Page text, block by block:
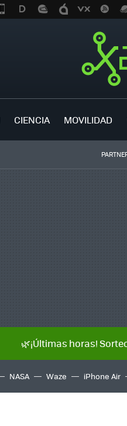
CIENCIA MOVILIDAD
🌿¡Últimas horas!
NASA Waze iPhone Air